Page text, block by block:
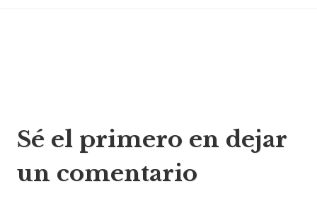
de
Sé el primero en dejar
un comentario